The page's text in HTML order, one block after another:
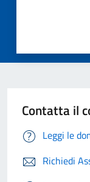
Contatta il
Leggi le
Richiedi